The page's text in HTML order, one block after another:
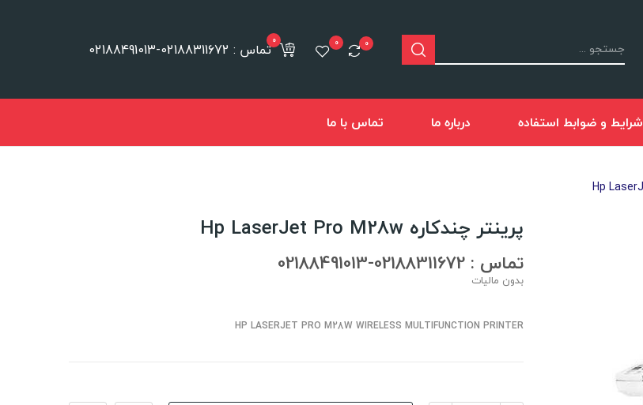
0
0 تماس : 02188311672-021884910130
شرایط و ضوابط استفاده درباره ما تماس با ما
پرینتر چندکاره Hp LaserJet Pro M28w
تماس : 02188311672-02188491013
بدون مالیات
HP LASERJET PRO M28W WIRELESS MULTIFUNCTION PRINTER